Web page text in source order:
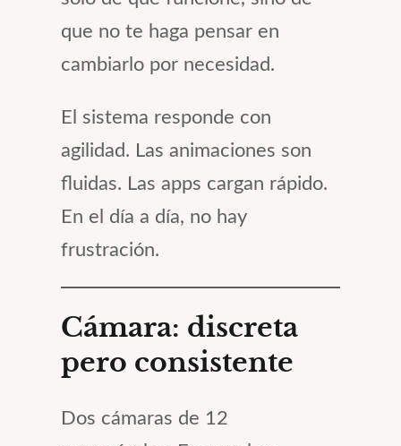
que no te haga pensar en
cambiarlo por necesidad.
El sistema responde con
agilidad. Las animaciones son
fluidas. Las apps cargan rápido.
En el día a día, no hay
frustración.
Cámara: discreta
pero consistente
Dos cámaras de 12